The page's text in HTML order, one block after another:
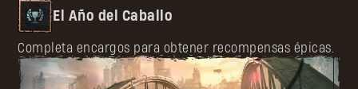
El Año del Caballo
Completa encargos para obtener recompensas épicas.